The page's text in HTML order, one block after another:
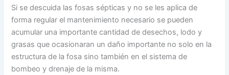
Si se descuida las fosas sépticas y no se les aplica de
forma regular el mantenimiento necesario se pueden
acumular una importante cantidad de desechos, lodo y
grasas que ocasionaran un daño importante no solo en la
estructura de la fosa sino también en el sistema de
bombeo y drenaje de la misma.